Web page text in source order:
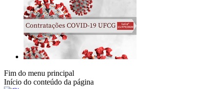
Fim do menu principal
Início do conteúdo da página